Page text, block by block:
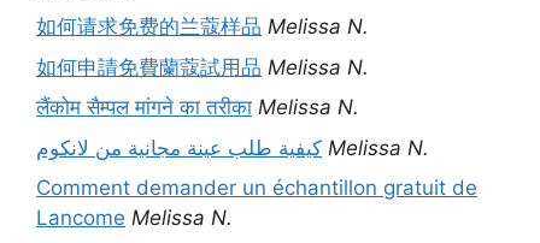
如何请求免费的兰蔻样品 Melissa N.
如何申請免費蘭蔻試用品 Melissa N.
लैंकोम सैम्पल मांगने का तरीका Melissa N.
كيفية طلب عينة مجانية من لانكوم Melissa N.
Comment demander un échantillon gratuit de
Lancome Melissa N.